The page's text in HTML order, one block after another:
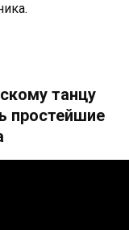
танцу
простейшие